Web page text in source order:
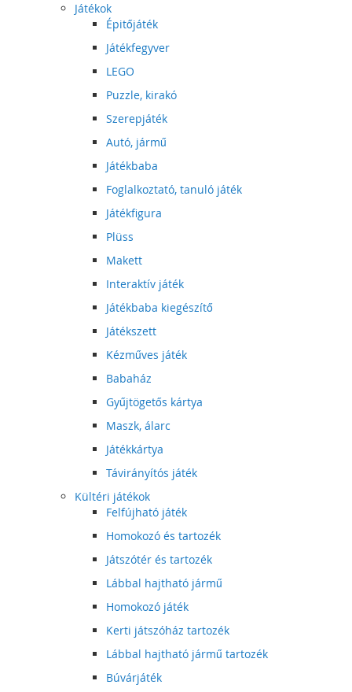
Játékok
Épitőjáték
Játékfegyver
LEGO
Puzzle, kirakó
Szerepjáték
Autó, jármű
Játékbaba
Foglalkoztató, tanuló játék
Játékfigura
Plüss
Makett
Interaktív játék
Játékbaba kiegészítő
Játékszett
Kézműves játék
Babaház
Gyűjtögetős kártya
Maszk, álarc
Játékkártya
Távirányítós játék
Kültéri játékok
Felfújható játék
Homokozó és tartozék
Játszótér és tartozék
Lábbal hajtható jármű
Homokozó játék
Kerti játszóház tartozék
Lábbal hajtható jármű tartozék
Búvárjáték